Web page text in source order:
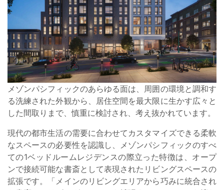
メゾンパシフィックのあらゆる面は、周囲の環境と調和す
る洗練された外観から、居住空間を最大限に生かす広々と
した間取りまで、慎重に検討され、考え抜かれています。
現代の都市生活の需要に合わせてカスタマイズできる柔軟
なスペースの必要性を認識し、メゾンパシフィックのすべ
ての1ベッドルームレジデンスの際立った特徴は、オープ
ンで接続可能な書斎として表現されたリビングスペースの
拡張です。「メインのリビングエリアから巧みに統合され